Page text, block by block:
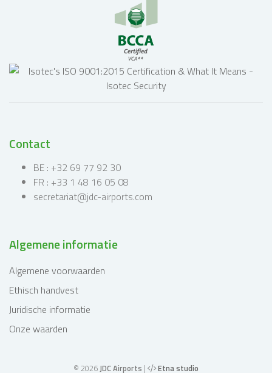
Contact
BE : +32 69 77 92 30
FR : +33 1 48 16 05 08
secretariat@jdc-airports.com
Algemene informatie
Algemene voorwaarden
Ethisch handvest
Juridische informatie
Onze waarden
© 2026JDC Airports | Etna studio